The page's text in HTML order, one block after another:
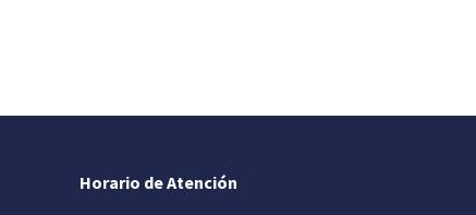
Horario de Atención